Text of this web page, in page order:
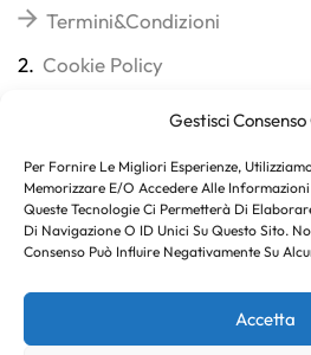
Gestisci Consenso
Per Fornire Le Migliori Esperienze,
Memorizzare E/o Accedere Alle
Queste Tecnologie Ci Permetterà Di
Di Navigazione O ID Unici Su Questo Sito.
Consenso Può Influire Negativamente Su
Accetta
Termini&Condizioni
2. Cookie Policy